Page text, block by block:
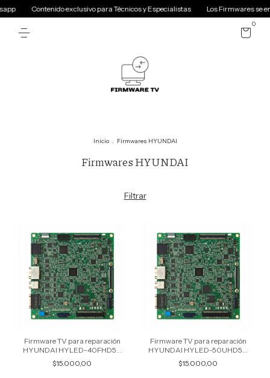
Contenido exclusivo para Técnicos y Especialistas Los Firmwares se
0
Inicio . Firmwares HYUNDAI
Firmwares HYUNDAI
Filtrar
Firmware TV para reparación
HYUNDAI HYLED-40FHD5A
por USB
$15.000,00
Firmware TV para reparación
HYUNDAI HYLED-50UHD5A
por USB
$15.000,00